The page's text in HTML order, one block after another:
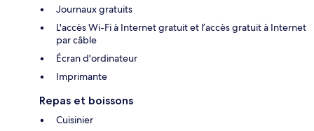
Journaux gratuits
L'accès Wi-Fi à Internet gratuit et l’accès gratuit à Internet
par câble
Écran d'ordinateur
Imprimante
Repas et boissons
Cuisinier